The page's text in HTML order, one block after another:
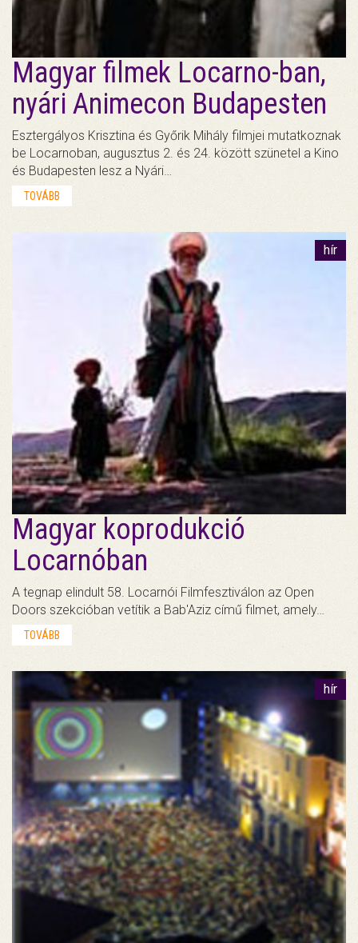
Magyar filmek Locarno-ban,
nyári Animecon Budapesten
Esztergályos Krisztina és Győrik Mihály filmjei mutatkoznak
be Locarnoban, augusztus 2. és 24. között szünetel a Kino
és Budapesten lesz a Nyári…
TOVÁBB
hír
Magyar koprodukció
Locarnóban
A tegnap elindult 58. Locarnói Filmfesztiválon az Open
Doors szekcióban vetítik a Bab'Aziz című filmet, amely…
TOVÁBB
hír